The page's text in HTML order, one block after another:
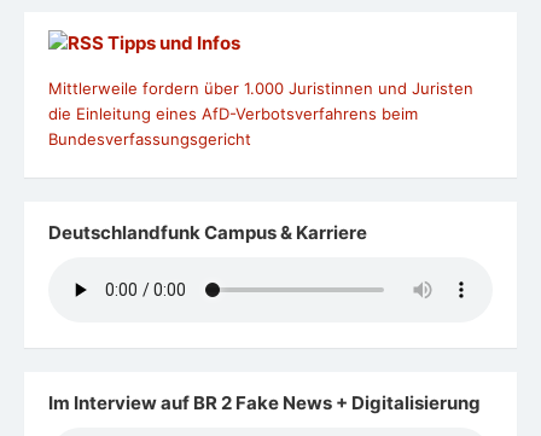
Tipps und Infos
Mittlerweile fordern über 1.000 Juristinnen und Juristen
die Einleitung eines AfD-Verbotsverfahrens beim
Bundesverfassungsgericht
Deutschlandfunk Campus & Karriere
Im Interview auf BR 2 Fake News + Digitalisierung